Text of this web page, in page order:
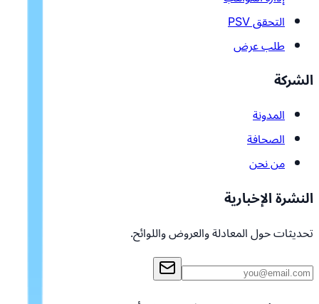
التحقق PSV
طلب عرض
الشركة
المدونة
الصحافة
من نحن
النشرة الإخبارية
تحديثات حول المعادلة والعروض واللوائح.